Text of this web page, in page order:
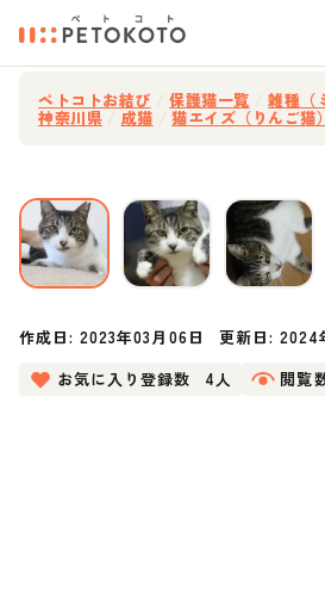
ペトコトお結び 保護猫一覧 雑種（
神奈川県 成猫 猫エイズ（りんご猫）
作成日:2023年03月06日 更新日: 2024
お気に入り登録数
4人 閲覧